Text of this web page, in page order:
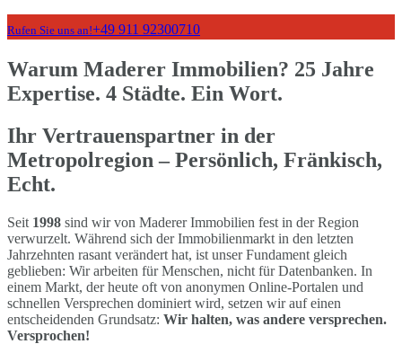
Rufen Sie uns an!+49 911 92300710
Warum Maderer Immobilien? 25 Jahre
Expertise. 4 Städte. Ein Wort.
Ihr Vertrauenspartner in der
Metropolregion – Persönlich, Fränkisch,
Echt.
Seit 1998 sind wir von Maderer Immobilien fest in der Region
verwurzelt. Während sich der Immobilienmarkt in den letzten
Jahrzehnten rasant verändert hat, ist unser Fundament gleich
geblieben: Wir arbeiten für Menschen, nicht für Datenbanken. In
einem Markt, der heute oft von anonymen Online-Portalen und
schnellen Versprechen dominiert wird, setzen wir auf einen
entscheidenden Grundsatz: Wir halten, was andere versprechen.
Versprochen!